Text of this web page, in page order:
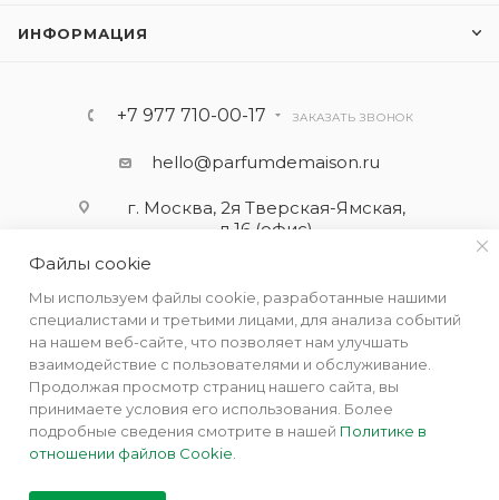
ИНФОРМАЦИЯ
+7 977 710-00-17 ЗАКАЗАТЬ ЗВОНОК
hello@parfumdemaison.ru
г. Москва, 2я Тверская-Ямская,
д.16 (офис)
Файлы cookie
Мы используем файлы cookie, разработанные нашими
специалистами и третьими лицами, для анализа событий
на нашем веб-сайте, что позволяет нам улучшать
взаимодействие с пользователями и обслуживание.
Продолжая просмотр страниц нашего сайта, вы
принимаете условия его использования. Более
подробные сведения смотрите в нашей Политике в
отношении файлов Cookie